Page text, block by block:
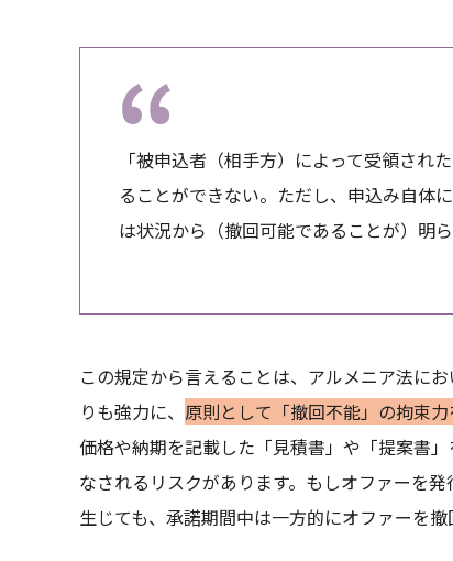
「被申込者（相手方）によって受領され
ることができない。ただし、申込み自体
は状況から（撤回可能であることが）明
この規定から言えることは、アルメニア法に
りも強力に、 原則として「撤回不能」の拘束
価格や納期を記載した「見積書」や「提案書
なされるリスクがあります。もしオファーを
生じても、承諾期間中は一方的にオファーを